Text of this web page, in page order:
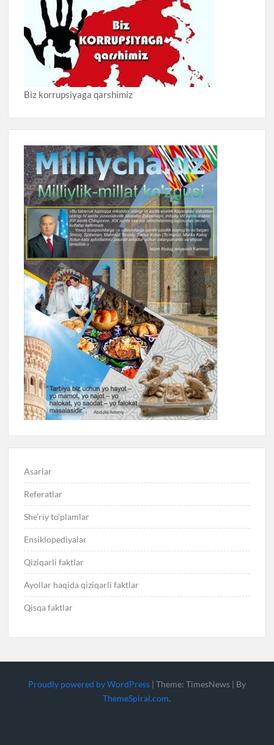
Biz korrupsiyaga qarshimiz
Asarlar
Referatlar
She’riy to’plamlar
Ensiklopediyalar
Qiziqarli faktlar
Ayollar haqida qiziqarli faktlar
Qisqa faktlar
Proudly powered by WordPress | Theme: TimesNews | By
ThemeSpiral.com.